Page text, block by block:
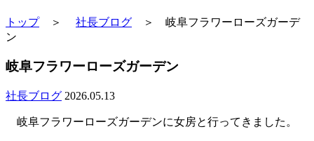
トップ＞ 社長ブログ ＞ 岐阜フラワーローズガーデ
ン
岐阜フラワーローズガーデン
社長ブログ 2026.05.13
岐阜フラワーローズガーデンに女房と行ってきました。